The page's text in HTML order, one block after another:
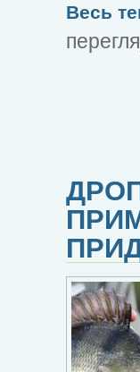
Весь